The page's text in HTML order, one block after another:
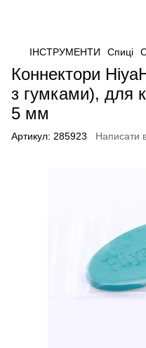
ІНСТРУМЕНТИ Спиці
Коннектори
з гумками), для
5 мм
Артикул: 285923 Написати